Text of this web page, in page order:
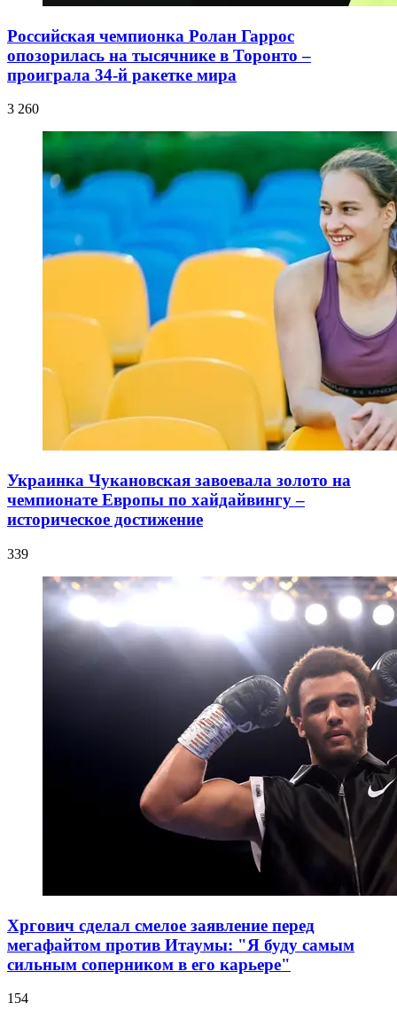
Российская чемпионка Ролан Гаррос
опозорилась на тысячнике в Торонто –
проиграла 34-й ракетке мира
3 260
Украинка Чукановская завоевала золото на
чемпионате Европы по хайдайвингу –
историческое достижение
339
Хргович сделал смелое заявление перед
мегафайтом против Итаумы: "Я буду самым
сильным соперником в его карьере"
154